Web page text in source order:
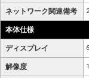
ネットワーク関連備考
本体仕様
ディスプレイ
解像度